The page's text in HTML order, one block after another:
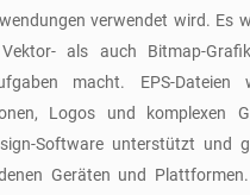
verwendet wird. Es
als auch Bitmap-
macht. EPS-
Logos und komplexen
Software unterstützt und
Geräten und